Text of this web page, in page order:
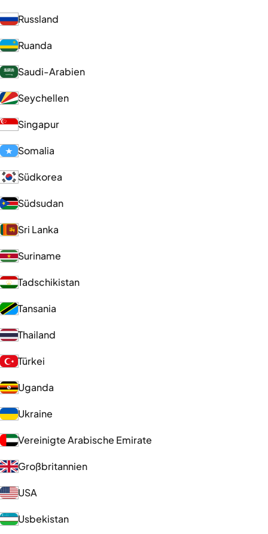
Russland
Ruanda
Saudi-Arabien
Seychellen
Singapur
Somalia
Südkorea
Südsudan
Sri Lanka
Suriname
Tadschikistan
Tansania
Thailand
Türkei
Uganda
Ukraine
Vereinigte Arabische Emirate
Großbritannien
USA
Usbekistan